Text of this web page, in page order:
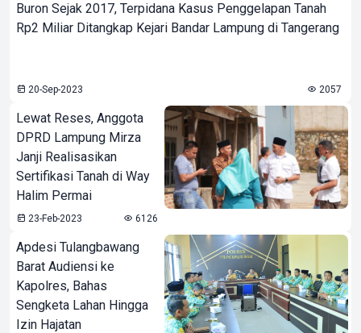
Buron Sejak 2017, Terpidana Kasus Penggelapan Tanah
Rp2 Miliar Ditangkap Kejari Bandar Lampung di Tangerang
20-Sep-2023 2057
Lewat Reses, Anggota
DPRD Lampung Mirza
Janji Realisasikan
Sertifikasi Tanah di Way
Halim Permai
23-Feb-2023 6126
Apdesi Tulangbawang
Barat Audiensi ke
Kapolres, Bahas
Sengketa Lahan Hingga
Izin Hajatan